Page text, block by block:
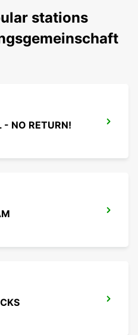
stations
- NO RETURN!